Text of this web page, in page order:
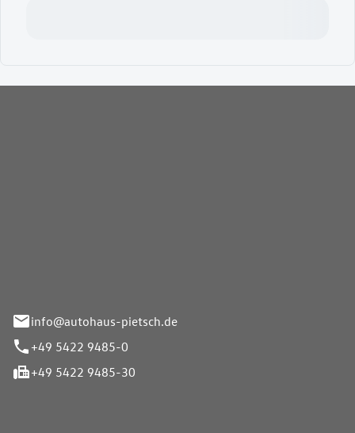
info@autohaus-pietsch.de
+49 5422 9485-0
+49 5422 9485-30